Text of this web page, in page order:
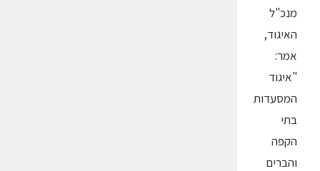
מנכ"ל
האיגוד,
אמר:
"איגוד
המסעדות
בתי
הקפה
והברים